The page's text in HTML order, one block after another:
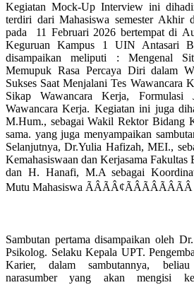
Kegiatan Mock-Up Interview ini di
terdiri dari Mahasiswa semester Akhir
pada 11 Februari 2026 bertempat di
Keguruan Kampus 1 UIN Antasari
disampaikan meliputi : Mengenal
Memupuk Rasa Percaya Diri dalam
Sukses Saat Menjalani Tes Wawancara
Sikap Wawancara Kerja, Formulasi
Wawancara Kerja. Kegiatan ini juga
M.Hum., sebagai Wakil Rektor Bidang
sama. yang juga menyampaikan
Selanjutnya, Dr.Yulia Hafizah, MEI.,
Kemahasiswaan dan Kerjasama
dan H. Hanafi, M.A sebagai
Mutu Mahasiswa
Sambutan pertama disampaikan oleh
Psikolog. Selaku Kepala UPT.
Karier, dalam sambutannya, beliau
narasumber yang akan mengisi